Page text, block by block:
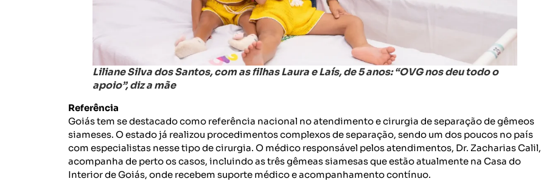
Liliane Silva dos Santos, com as filhas Laura e Laís, de 5 anos: “OVG nos deu todo o
apoio”, diz a mãe
Referência
Goiás tem se destacado como referência nacional no atendimento e cirurgia de separação de gêmeos
siameses. O estado já realizou procedimentos complexos de separação, sendo um dos poucos no país
com especialistas nesse tipo de cirurgia. O médico responsável pelos atendimentos, Dr. Zacharias Calil,
acompanha de perto os casos, incluindo as três gêmeas siamesas que estão atualmente na Casa do
Interior de Goiás, onde recebem suporte médico e acompanhamento contínuo.